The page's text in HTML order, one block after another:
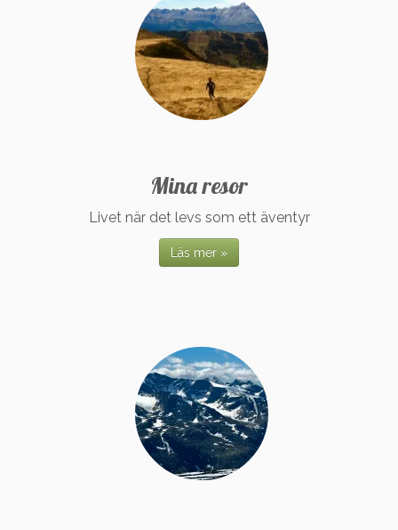
Mina resor
Livet när det levs som ett äventyr
Läs mer »